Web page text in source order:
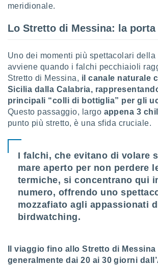
" o
cookie
sito
il
dei
su
creare
la
meridionale.
Lo Stretto di Messina: la porta
Uno dei momenti più spettacolari della
avviene quando i falchi pecchiaioli
Stretto di Messina, il canale naturale
Sicilia dalla Calabria,
principali “colli di bottiglia” per gli
Questo passaggio, largo appena 3
punto più stretto, è una sfida cruciale.
I falchi, che evitano di volare
mare aperto per non perdere
termiche, si concentrano qui
numero, offrendo uno
mozzafiato agli appassionati
birdwatching.
Il viaggio fino allo Stretto di
generalmente dai 20 ai 30 giorni